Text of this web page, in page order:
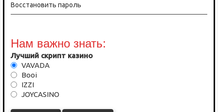
Восстановить пароль
Нам важно знать:
Лучший скрипт казино
VAVADA
Booi
IZZI
JOYCASINO